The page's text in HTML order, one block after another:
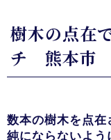
樹木の点在
チ 熊本市
数本の樹木を点
純にならないよう